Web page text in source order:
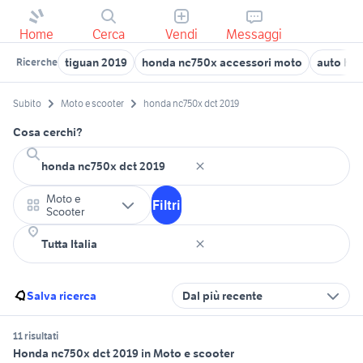
Home Cerca Vendi Messaggi
Ricerche tiguan 2019 honda nc750x accessori moto auto
Subito Moto e scooter honda nc750x dct 2019
Cosa cerchi?
Moto e
Scooter
Filtri
Salva ricerca Dal più recente
11 risultati
Honda nc750x dct 2019 in Moto e scooter